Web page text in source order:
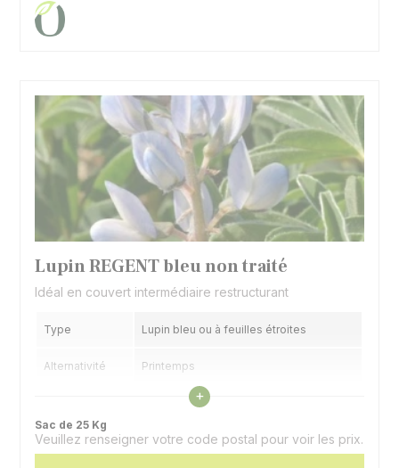
Lupin REGENT bleu non traité
Idéal en couvert intermédiaire restructurant
Type Lupin bleu ou à feuilles étroites
Alternativité Printemps
Couvert, alimentation animale
Voir les caractéristiques
+
Sac de 25 Kg
Veuillez renseigner votre code postal pour voir les prix.